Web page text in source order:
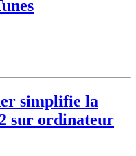
simplifie la
sur ordinateur